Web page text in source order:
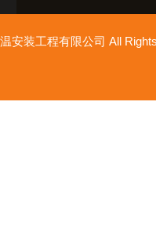
安装工程有限公司 All